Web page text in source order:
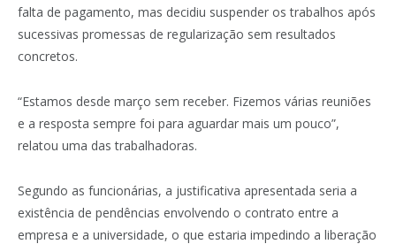
falta de pagamento, mas decidiu suspender os trabalhos após
sucessivas promessas de regularização sem resultados
concretos.
“Estamos desde março sem receber. Fizemos várias reuniões
e a resposta sempre foi para aguardar mais um pouco”,
relatou uma das trabalhadoras.
Segundo as funcionárias, a justificativa apresentada seria a
existência de pendências envolvendo o contrato entre a
empresa e a universidade, o que estaria impedindo a liberação